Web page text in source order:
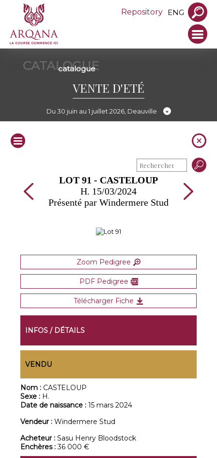
Repository ENG
CATALOGUE
catalogue
VENTE D'ETÉ
Du 30 juin au 1 juillet 2026, Deauville
LOT 91 - CASTELOUP
H. 15/03/2024
Présenté par Windermere Stud
Zoom Pedigree
PDF Pedigree
Télécharger Fiche
INFOS / DÉTAILS
VENDU
Nom : CASTELOUP
Sexe : H.
Date de naissance :15 mars 2024
Vendeur :Windermere Stud
Acheteur :Sasu Henry Bloodstock
Enchères :36 000 €